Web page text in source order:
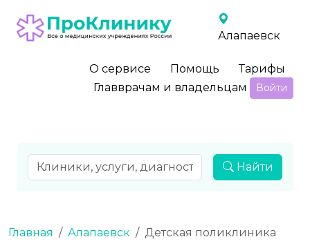
Алапаевск
О сервисе Помощь
Тарифы
Главврачам и владельцам
Войти
Найти
Главная Алапаевск Детская поликлиника